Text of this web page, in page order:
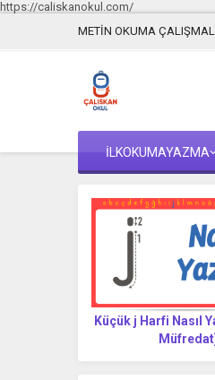
https://caliskanokul.com/
METİN OKUMA
İLKOKUMAYAZMA
J Sesi Metin Okuma